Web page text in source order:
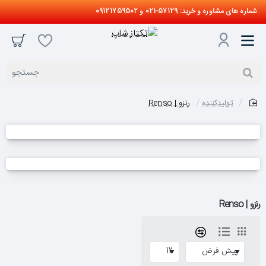
شماره های مشاوره و خرید: 57129-021 و 09121759502
جستجو
تولیدکننده رنزو | Renso
رنزو | Renso